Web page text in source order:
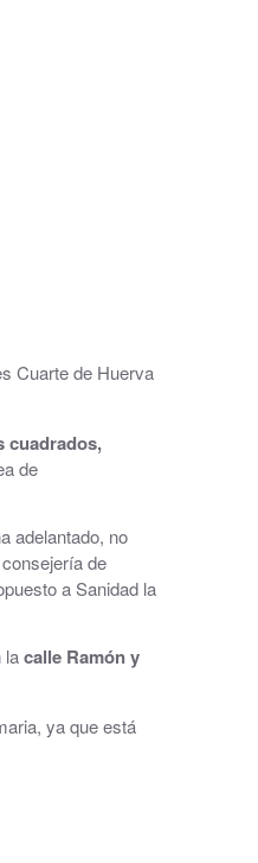
Cuarte de Huerva
cuadrados,
de
adelantado, no
de
a Sanidad la
lacalle Ramón y
ya que está